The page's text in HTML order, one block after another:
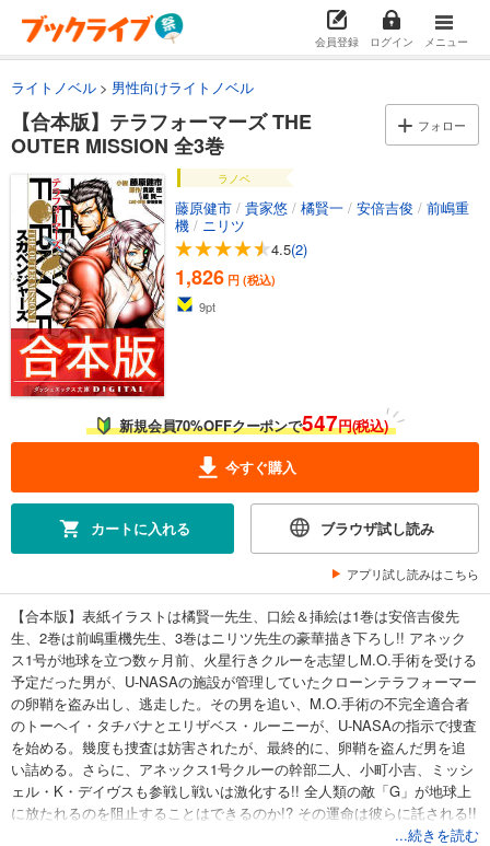
会員登録 ログイン メニュー
ライトノベル 男性向けライトノベル
【合本版】テラフォーマーズ THE
OUTER MISSION 全3巻
フォロー
ラノベ
藤原健市 / 貴家悠 / 橘賢一 / 安倍吉俊 / 前嶋重
機 / ニリツ
4.5(2)
1,826 円 (税込)
9pt
新規会員70%OFFクーポンで547円(税込)
今すぐ購入
カートに入れる ブラウザ試し読み
アプリ試し読みはこちら
【合本版】表紙イラストは橘賢一先生、口絵＆挿絵は1巻は安倍吉俊先
生、2巻は前嶋重機先生、3巻はニリツ先生の豪華描き下ろし!! アネック
ス1号が地球を立つ数ヶ月前、火星行きクルーを志望しM.O.手術を受ける
予定だった男が、U-NASAの施設が管理していたクローンテラフォーマー
の卵鞘を盗み出し、逃走した。その男を追い、M.O.手術の不完全適合者
のトーヘイ・タチバナとエリザベス・ルーニーが、U-NASAの指示で捜査
を始める。幾度も捜査は妨害されたが、最終的に、卵鞘を盗んだ男を追
い詰める。さらに、アネックス1号クルーの幹部二人、小町小吉、ミッシ
ェル・K・デイヴスも参戦し戦いは激化する!! 全人類の敵「G」が地球上
に放たれるのを阻止することはできるのか!? その運命は彼らに託される!!
...続きを読む